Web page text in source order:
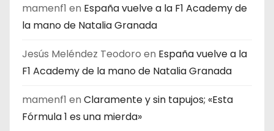
mamenf1 en España vuelve a la F1 Academy de
la mano de Natalia Granada
Jesús Meléndez Teodoro en España vuelve a la
F1 Academy de la mano de Natalia Granada
mamenf1 en Claramente y sin tapujos; «Esta
Fórmula 1 es una mierda»